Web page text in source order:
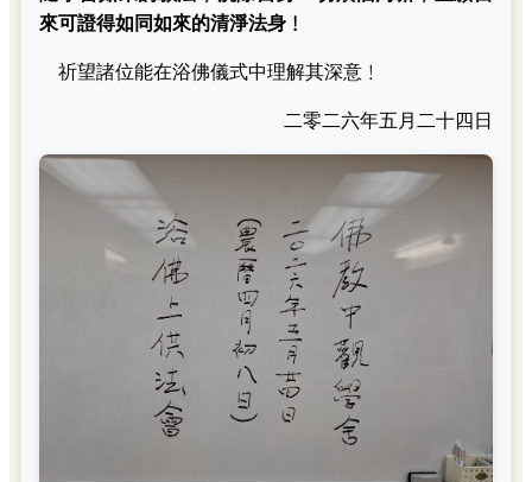
來可證得如同如來的清淨法身﹗
祈望諸位能在浴佛儀式中理解其深意﹗
二零二六年五月二十四日